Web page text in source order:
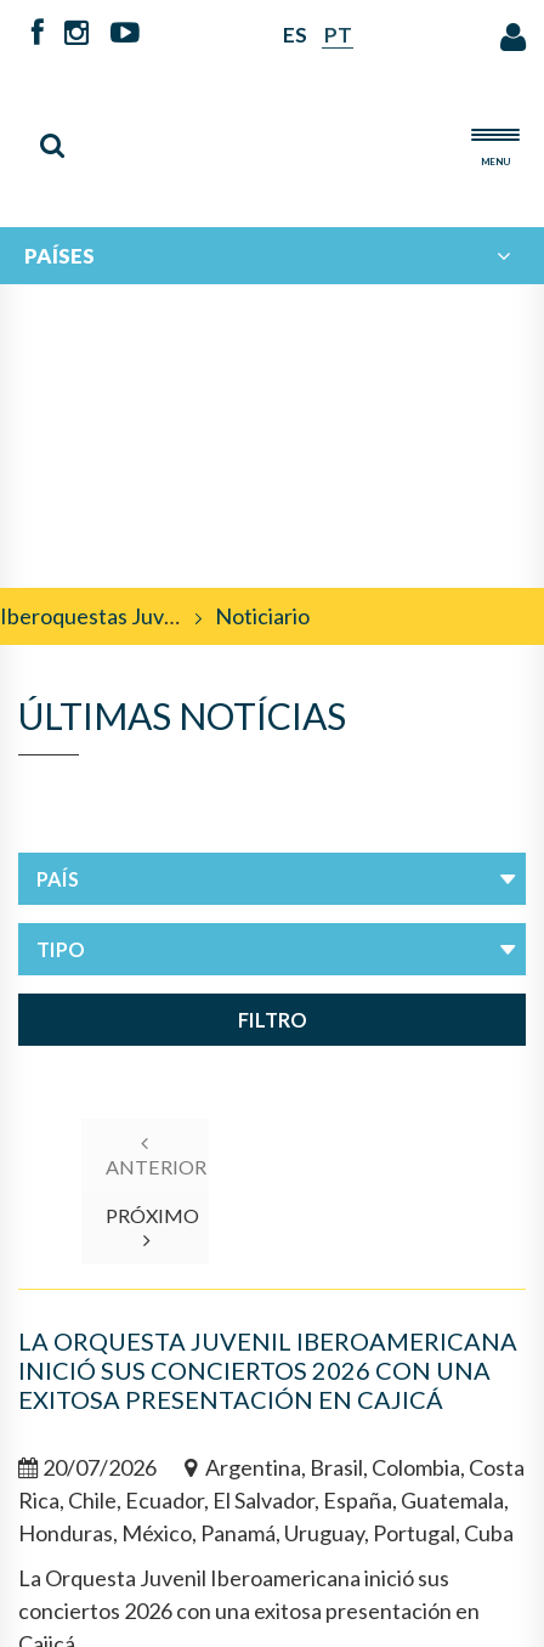
ES PT
MENU
PAÍSES
Iberoquestas Juveniles Noticiario
ÚLTIMAS NOTÍCIAS
FILTRO
ANTERIOR
PRÓXIMO
LA ORQUESTA JUVENIL IBEROAMERICANA
INICIÓ SUS CONCIERTOS 2026 CON UNA
EXITOSA PRESENTACIÓN EN CAJICÁ
20/07/2026
Argentina, Brasil, Colombia, Costa
Rica, Chile, Ecuador, El Salvador, España, Guatemala,
Honduras, México, Panamá, Uruguay, Portugal, Cuba
La Orquesta Juvenil Iberoamericana inició sus
conciertos 2026 con una exitosa presentación en